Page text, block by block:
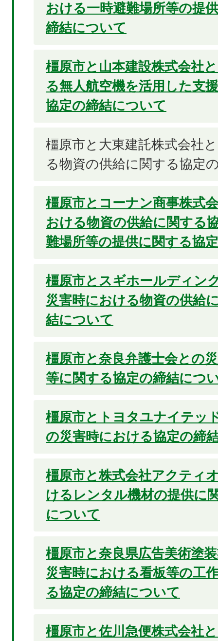
おける一時避難場所等の提
締結について
橿原市と山本建設株式会社
る無人航空機を活用した支
協定の締結について
橿原市と大東建託株式会社
る物資の供給に関する協定
橿原市とコーナン商事株式
おける物資の供給に関する
難場所等の提供に関する協
橿原市とスギホールディン
災害時における物資の供給
結について
橿原市と奈良弁護士会との
等に関する協定の締結につ
橿原市とトヨタユナイテッ
の災害時における協定の締
橿原市と株式会社アクティ
けるレンタル機材の提供に
について
橿原市と奈良県広告美術塗
災害時における看板等の工
る協定の締結について
橿原市と佐川急便株式会社